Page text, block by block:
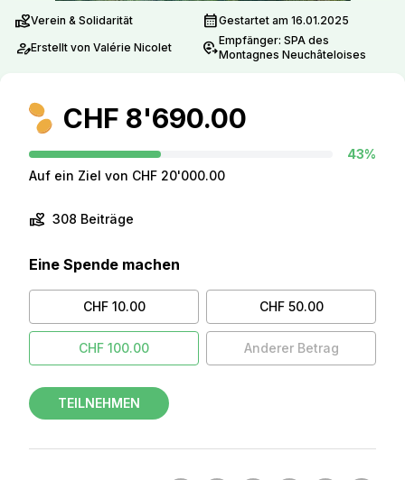
volunteer_activismVerein & Solidarität calendar_monthGestartet am 16.01.2025
person_editErstellt von Valérie Nicolet move_locationEmpfänger: SPA des
Montagnes Neuchâteloises
CHF 8'690.00
43%
Auf ein Ziel von CHF 20'000.00
volunteer_activism 308 Beiträge
Eine Spende machen
CHF 10.00 CHF 50.00
CHF 100.00 Anderer Betrag
TEILNEHMEN